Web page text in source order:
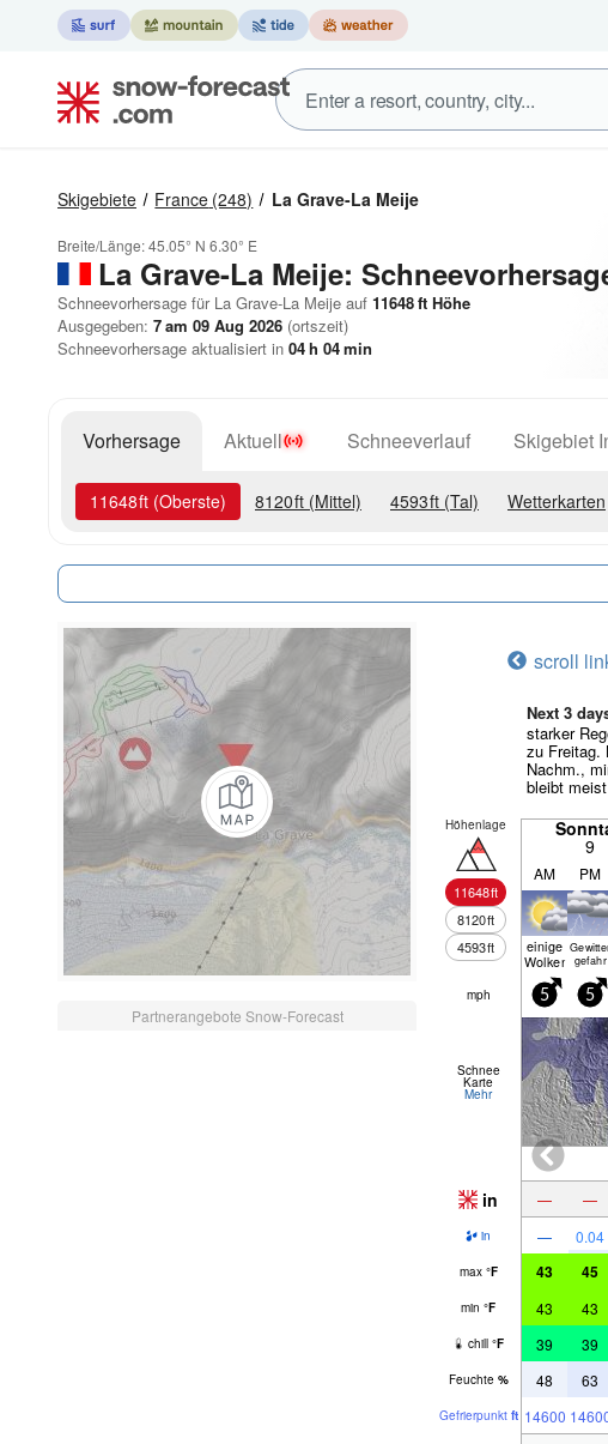
Skigebiete France (248) La Grave-La Meije
Breite/Länge:45.05° N 6.30° E
La Grave-La Meije:
Schneevorhersage für La Grave-La Meije auf 11648ft Höhe
Ausgegeben: 7 am 09 Aug 2026 (ortszeit)
Schneevorhersage aktualisiert in 04h 04min
Vorhersage Aktuell Schneeverlauf Skigebiet
11648ft (Oberste) 8120ft (Mittel) 4593ft (Tal) Wetterkarten
Partnerangebote Snow-Forecast
scroll
Next 3
starker
zu Freitag.
Nachm.,
bleibt
Höhenlage
11648ft
8120ft
4593ft
9
AM PM
einige
Wolken
gefahr
mph 5 5
Schnee
Karte
Mehr
in — —
in — 0.04
max °F 43 45
min °F 43 43
chill °F 39 39
Feuchte % 48 63
Gefrier­punkt ft 14600